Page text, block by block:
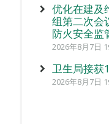
优化在建及
组第二次会
防火安全监
2026年8月7日
卫生局接获
2026年8月7日